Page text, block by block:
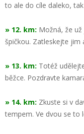
to ale do cíle daleko,
» 12. km: Možná, že
špičkou. Zatleskejte jim
» 13. km: Totéž
běžce. Pozdravte
» 14. km: Zkuste si v
tempem. Ve dvou se to